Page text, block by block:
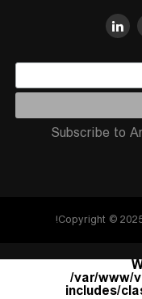
Subscribe to
Copyright ©
/var/www/
includes/